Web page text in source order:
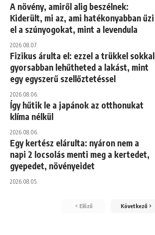
A növény, amiről alig beszélnek:
Kiderült, mi az, ami hatékonyabban űzi
el a szúnyogokat, mint a levendula
2026.08.07.
Fizikus árulta el: ezzel a trükkel sokkal
gyorsabban lehűtheted a lakást, mint
egy egyszerű szellőztetéssel
2026.08.06.
Így hűtik le a japánok az otthonukat
klíma nélkül
2026.08.06.
Egy kertész elárulta: nyáron nem a
napi 2 locsolás menti meg a kertedet,
gyepedet, növényeidet
2026.08.05.
Előző Következő